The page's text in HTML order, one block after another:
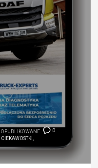
0
OPUBLIKOWANE
CIEKAWOSTKI